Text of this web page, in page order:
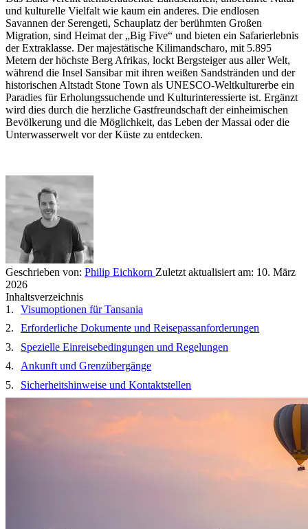
und kulturelle Vielfalt wie kaum ein anderes. Die endlosen
Savannen der Serengeti, Schauplatz der berühmten Großen
Migration, sind Heimat der „Big Five“ und bieten ein Safarierlebnis
der Extraklasse. Der majestätische Kilimandscharo, mit 5.895
Metern der höchste Berg Afrikas, lockt Bergsteiger aus aller Welt,
während die Insel Sansibar mit ihren weißen Sandstränden und der
historischen Altstadt Stone Town als UNESCO-Weltkulturerbe ein
Paradies für Erholungssuchende und Kulturinteressierte ist. Ergänzt
wird dies durch die herzliche Gastfreundschaft der einheimischen
Bevölkerung und die Möglichkeit, das Leben der Massai oder die
Unterwasserwelt vor der Küste zu entdecken.
Geschrieben von: Philip Eichkorn Zuletzt aktualisiert am: 10. März
2026
Inhaltsverzeichnis
Visumoptionen für Tansania
Erforderliche Dokumente und Reisepassanforderungen
Spezielle Einreisebedingungen und Regelungen
Ankunft und Grenzübergänge
Sicherheitshinweise und Kontaktstellen